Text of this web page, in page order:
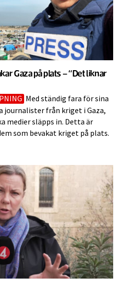
Gaza på plats – “Det liknar
Med ständig fara för sina
journalister från kriget i Gaza,
medier släpps in. Detta är
som bevakat kriget på plats.